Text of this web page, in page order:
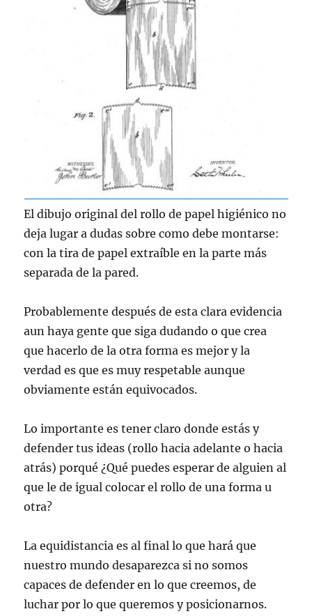
El dibujo original del rollo de papel higiénico no
deja lugar a dudas sobre como debe montarse:
con la tira de papel extraíble en la parte más
separada de la pared.
Probablemente después de esta clara evidencia
aun haya gente que siga dudando o que crea
que hacerlo de la otra forma es mejor y la
verdad es que es muy respetable aunque
obviamente están equivocados.
Lo importante es tener claro donde estás y
defender tus ideas (rollo hacia adelante o hacia
atrás) porqué ¿Qué puedes esperar de alguien al
que le de igual colocar el rollo de una forma u
otra?
La equidistancia es al final lo que hará que
nuestro mundo desaparezca si no somos
capaces de defender en lo que creemos, de
luchar por lo que queremos y posicionarnos.